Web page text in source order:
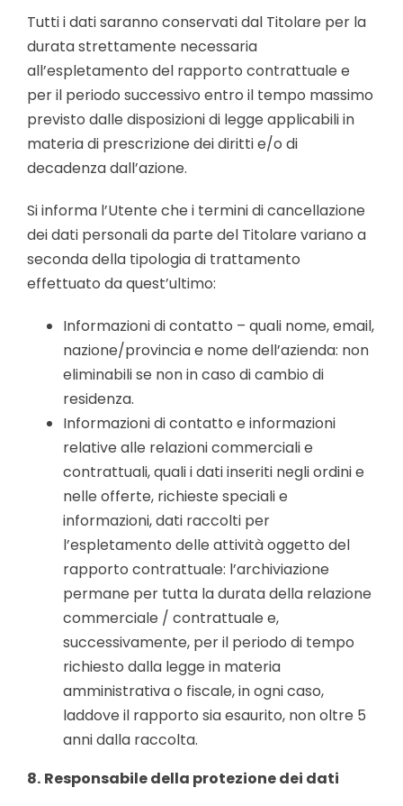
Tutti i dati saranno conservati dal Titolare per la
durata strettamente necessaria
all’espletamento del rapporto contrattuale e
per il periodo successivo entro il tempo massimo
previsto dalle disposizioni di legge applicabili in
materia di prescrizione dei diritti e/o di
decadenza dall’azione.
Si informa l’Utente che i termini di cancellazione
dei dati personali da parte del Titolare variano a
seconda della tipologia di trattamento
effettuato da quest’ultimo:
Informazioni di contatto – quali nome, email,
nazione/provincia e nome dell’azienda: non
eliminabili se non in caso di cambio di
residenza.
Informazioni di contatto e informazioni
relative alle relazioni commerciali e
contrattuali, quali i dati inseriti negli ordini e
nelle offerte, richieste speciali e
informazioni, dati raccolti per
l’espletamento delle attività oggetto del
rapporto contrattuale: l’archiviazione
permane per tutta la durata della relazione
commerciale / contrattuale e,
successivamente, per il periodo di tempo
richiesto dalla legge in materia
amministrativa o fiscale, in ogni caso,
laddove il rapporto sia esaurito, non oltre 5
anni dalla raccolta.
8. Responsabile della protezione dei dati